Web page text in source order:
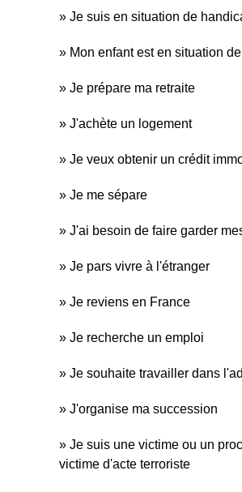
Je suis en situation de
Mon enfant est en situation
Je prépare ma retraite
J'achète un logement
Je veux obtenir un crédit
Je me sépare
J'ai besoin de faire garder
Je pars vivre à l'étranger
Je reviens en France
Je recherche un emploi
Je souhaite travailler dans
J'organise ma succession
Je suis une victime ou un
victime d'acte terroriste